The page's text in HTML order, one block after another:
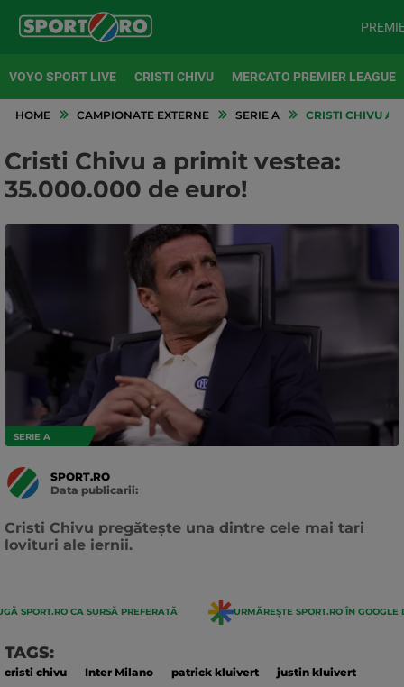
VOYO SPORT LIVE CRISTI CHIVU MERCATO PREMIER LEAGUE
HOME CAMPIONATE EXTERNE SERIE A CRISTI CHIVU A
Cristi Chivu a primit vestea:
35.000.000 de euro!
SERIE A
SPORT.RO
Data publicarii:
Cristi Chivu pregătește una dintre cele mai tari
lovituri ale iernii.
SPORT.RO CA SURSĂ PREFERATĂ URMĂREȘTE SPORT.RO ÎN GOOGLE
TAGS:
cristi chivu Inter Milano patrick kluivert justin kluivert